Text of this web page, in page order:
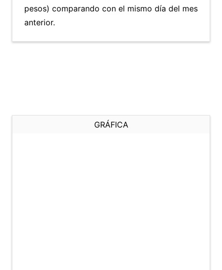
pesos) comparando con el mismo día del mes
anterior.
GRÁFICA